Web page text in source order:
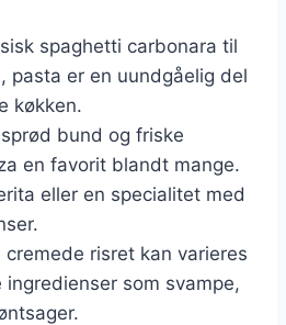
spaghetti carbonara til
pasta er en uundgåelig del
køkken.
bund og friske
en favorit blandt mange.
eller en specialitet med
cremede risret kan varieres
ingredienser som svampe,